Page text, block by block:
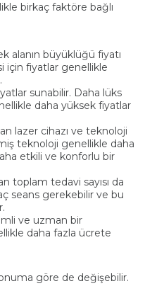
birkaç faktöre bağlı
alanın büyüklüğü fiyatı
için fiyatlar genellikle
sunabilir. Daha lüks
daha yüksek fiyatlar
lazer cihazı ve teknoloji
teknoloji genellikle daha
etkili ve konforlu bir
toplam tedavi sayısı da
seans gerekebilir ve bu
ve uzman bir
daha fazla ücrete
göre de değişebilir.